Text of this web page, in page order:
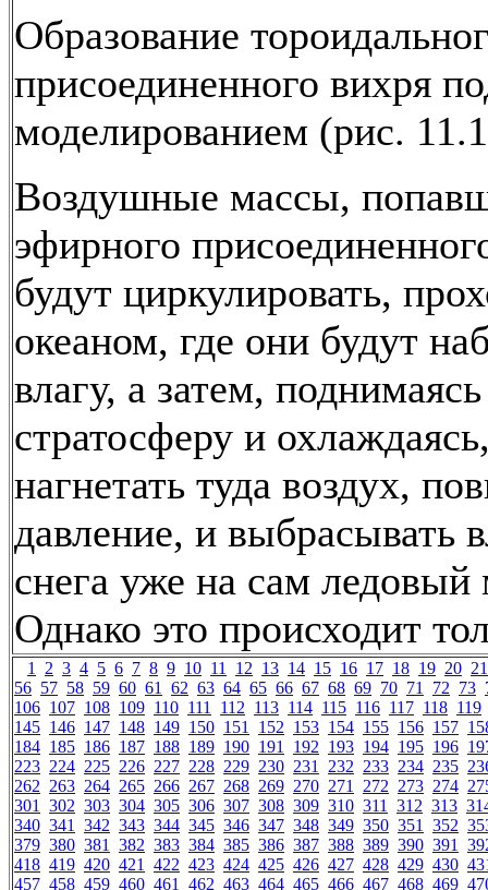
Образование
присоединенного вихря
моделированием (рис.
Воздушные массы,
эфирного
будут циркулировать,
океаном, где они будут
влагу, а затем,
стратосферу и
нагнетать туда воздух,
давление, и выбрасывать
снега уже на сам ледовый
Однако это происходит
1 2 3 4 5 6 7 8 9 10 11 12 13 14 15 16 17 18 19 20 21
56 57 58 59 60 61 62 63 64 65 66 67 68 69 70 71 72 73
106 107 108 109 110 111 112 113 114 115 116 117 118 119
145 146 147 148 149 150 151 152 153 154 155 156 157
184 185 186 187 188 189 190 191 192 193 194 195 196
223 224 225 226 227 228 229 230 231 232 233 234 235
262 263 264 265 266 267 268 269 270 271 272 273 274
301 302 303 304 305 306 307 308 309 310 311 312 313
340 341 342 343 344 345 346 347 348 349 350 351 352
379 380 381 382 383 384 385 386 387 388 389 390 391
418 419 420 421 422 423 424 425 426 427 428 429 430
457 458 459 460 461 462 463 464 465 466 467 468 469